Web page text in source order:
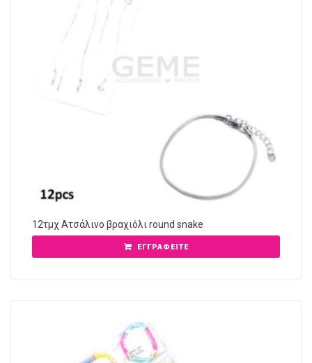
12τμχ Ατσάλινο βραχιόλι round snake
ΕΓΓΡΑΦΕΊΤΕ